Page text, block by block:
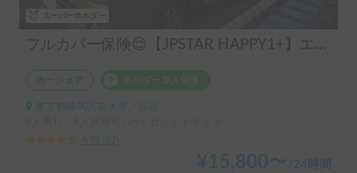
フルカバー保険😌【JPSTAR HAPPY1+】エアコン完備！ペット歓迎🐾配車先多数🐾《西東京キャンピングカーレンタル》
カーシェア
東京都練馬区南大泉, ' 保谷
4.98
52
¥ 15,800〜 /24時間